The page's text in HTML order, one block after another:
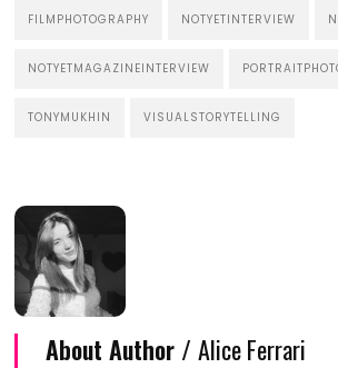
FILMPHOTOGRAPHY NOTYETINTERVIEW
NOTYETMAGAZINEINTERVIEW
TONYMUKHIN VISUALSTORYTELLING
About Author /Alice Ferrari